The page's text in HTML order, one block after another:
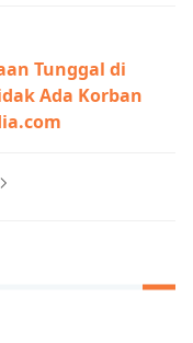
Tunggal di
Ada Korban